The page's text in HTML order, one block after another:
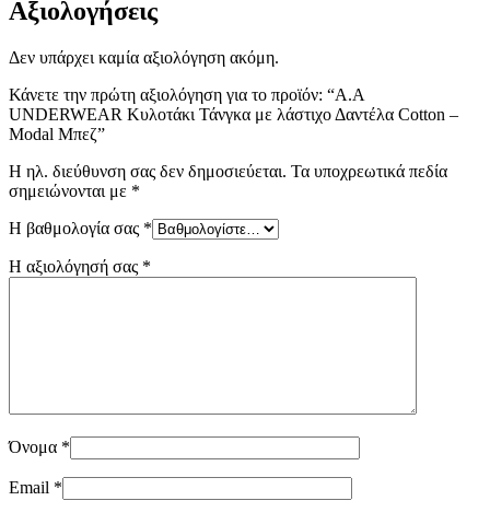
Αξιολογήσεις
Δεν υπάρχει καμία αξιολόγηση ακόμη.
Κάνετε την πρώτη αξιολόγηση για το προϊόν: “Α.A
UNDERWEAR Κυλοτάκι Τάνγκα με λάστιχο Δαντέλα Cotton –
Modal Μπεζ”
Η ηλ. διεύθυνση σας δεν δημοσιεύεται. Τα υποχρεωτικά πεδία
σημειώνονται με *
Η βαθμολογία σας *
Η αξιολόγησή σας *
Όνομα *
Email *